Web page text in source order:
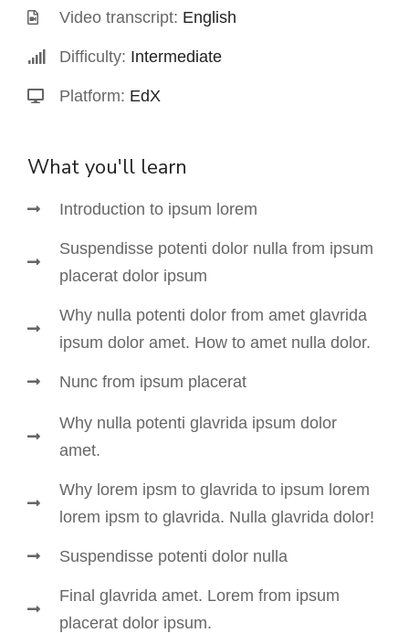
Video transcript: English
Difficulty: Intermediate
Platform: EdX
What you'll learn
Introduction to ipsum lorem
Suspendisse potenti dolor nulla from ipsum
placerat dolor ipsum
Why nulla potenti dolor from amet glavrida
ipsum dolor amet. How to amet nulla dolor.
Nunc from ipsum placerat
Why nulla potenti glavrida ipsum dolor
amet.
Why lorem ipsm to glavrida to ipsum lorem
lorem ipsm to glavrida. Nulla glavrida dolor!
Suspendisse potenti dolor nulla
Final glavrida amet. Lorem from ipsum
placerat dolor ipsum.